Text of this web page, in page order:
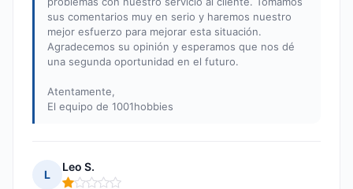
sus comentarios muy en serio y haremos nuestro
mejor esfuerzo para mejorar esta situación.
Agradecemos su opinión y esperamos que nos dé
una segunda oportunidad en el futuro.
Atentamente,
El equipo de 1001hobbies
L
Leo S.